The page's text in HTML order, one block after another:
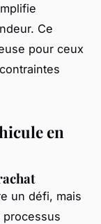
Ce
pour ceux
en
un défi, mais
processus